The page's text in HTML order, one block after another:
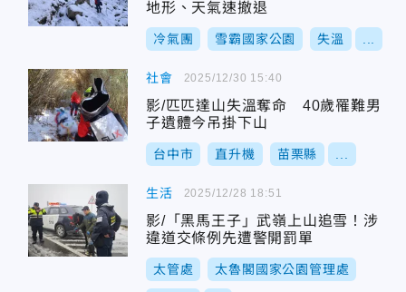
地形、天氣速撤退
冷氣團 雪霸國家公園 失溫
社會
影/匹匹達山失溫奪命 40歲罹難男
子遺體今吊掛下山
台中市 直升機 苗栗縣
2025/12/30 15:40
生活
影/「黑馬王子」武嶺上山追雪！涉
違道交條例先遭警開罰單
太管處 太魯閣國家公園管理處
2025/12/28 18:51